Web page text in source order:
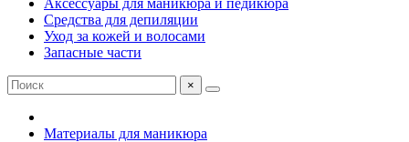
Аксессуары для маникюра и педикюра
Средства для депиляции
Уход за кожей и волосами
Запасные части
×
Материалы для маникюра